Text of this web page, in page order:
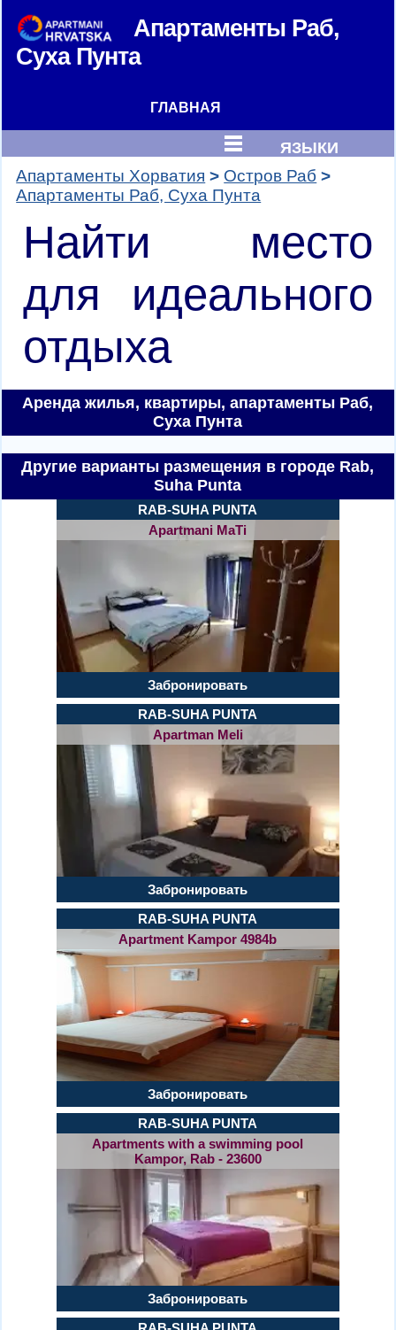
Апартаменты Раб,
Суха Пунта
ГЛАВНАЯ
ЯЗЫКИ
Апартаменты Хорватия
Остров Раб
Апартаменты Раб, Суха Пунта
Найти место
для идеального
отдыха
Аренда жилья, квартиры,апартаменты Раб,
Суха Пунта
Другие варианты размещения в городе Rab,
Suha Punta
RAB-SUHA PUNTA
Apartmani MaTi
Забронировать
RAB-SUHA PUNTA
Apartman Meli
Забронировать
RAB-SUHA PUNTA
Apartment Kampor 4984b
Забронировать
RAB-SUHA PUNTA
Apartments with a swimming pool
Kampor, Rab - 23600
Забронировать